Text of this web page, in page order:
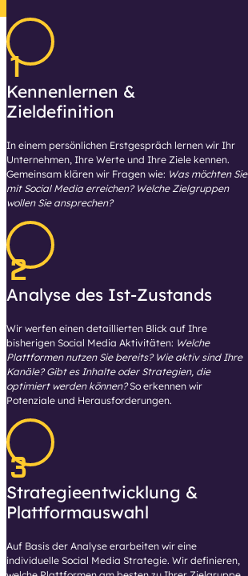
1
Kennenlernen &
Zieldefinition
In einem persönlichen Erstgespräch lernen wir Ihr
Unternehmen, Ihre Werte und Ihre Ziele kennen.
Gemeinsam klären wir Fragen wie: Was möchten Sie
mit Social Media erreichen? Welche Zielgruppen
wollen Sie ansprechen?
2
Analyse des Ist-Zustands
Wir werfen einen detaillierten Blick auf Ihre
bisherigen Social Media Aktivitäten: Welche
Plattformen nutzen Sie bereits? Wie aktiv sind Ihre
Kanäle? Gibt es Inhalte oder Strategien, die
optimiert werden können?So erkennen wir
Potenziale und Herausforderungen.
3
Strategieentwicklung &
Plattformauswahl
Auf Basis der Analyse erarbeiten wir eine
individuelle Social Media Strategie. Wir definieren,